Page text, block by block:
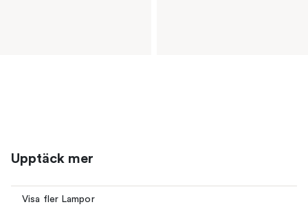
Upptäck mer
Visa fler Lampor